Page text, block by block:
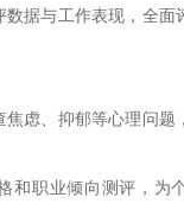
据与工作表现，全面
虑、抑郁等心理问题
和职业倾向测评，为